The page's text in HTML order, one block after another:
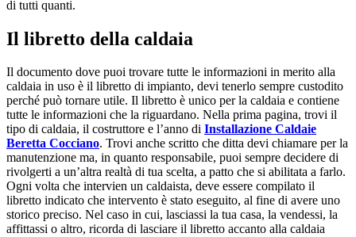
di tutti quanti.
Il libretto della caldaia
Il documento dove puoi trovare tutte le informazioni in merito alla
caldaia in uso è il libretto di impianto, devi tenerlo sempre custodito
perché può tornare utile. Il libretto è unico per la caldaia e contiene
tutte le informazioni che la riguardano. Nella prima pagina, trovi il
tipo di caldaia, il costruttore e l’anno di Installazione Caldaie
Beretta Cocciano. Trovi anche scritto che ditta devi chiamare per la
manutenzione ma, in quanto responsabile, puoi sempre decidere di
rivolgerti a un’altra realtà di tua scelta, a patto che si abilitata a farlo.
Ogni volta che intervien un caldaista, deve essere compilato il
libretto indicato che intervento è stato eseguito, al fine di avere uno
storico preciso. Nel caso in cui, lasciassi la tua casa, la vendessi, la
affittassi o altro, ricorda di lasciare il libretto accanto alla caldaia